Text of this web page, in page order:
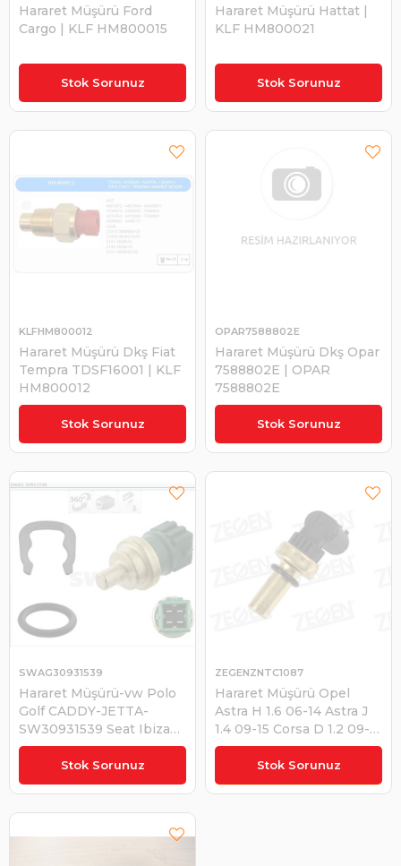
Stok Sorunuz
Hararet Müşürü Ford
Cargo | KLF HM800015
₺250,00 Stok Sorunuz
Hararet Müşürü Hattat |
KLF HM800021
₺285,00
Stok Sorunuz
Hararet Müşürü Dkş Fiat
Tempra TDSF16001 | KLF
HM800012
KLFHM800012
₺300,00 Stok Sorunuz
Hararet Müşürü Dkş Opar
7588802E | OPAR
7588802E
OPAR7588802E
Stok Sorunuz
Hararet Müşürü-vw Polo
Golf CADDY-JETTA-
SW30931539 Seat Ibiza
Iıı-volkswagen Bora-golf
Iv-caddy-passat-polo-
transporter (97-11) |
SWAG30931539
₺618,68 Stok Sorunuz
Hararet Müşürü Opel
Astra H 1.6 06-14 Astra J
1.4 09-15 Corsa D 1.2 09-
14 İnsignia A 1.6 08-12 |
ZEGEN ZNTC1087
ZEGENZNTC1087